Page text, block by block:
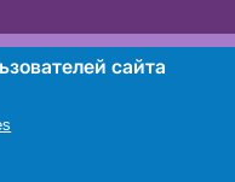
101007741 сайта